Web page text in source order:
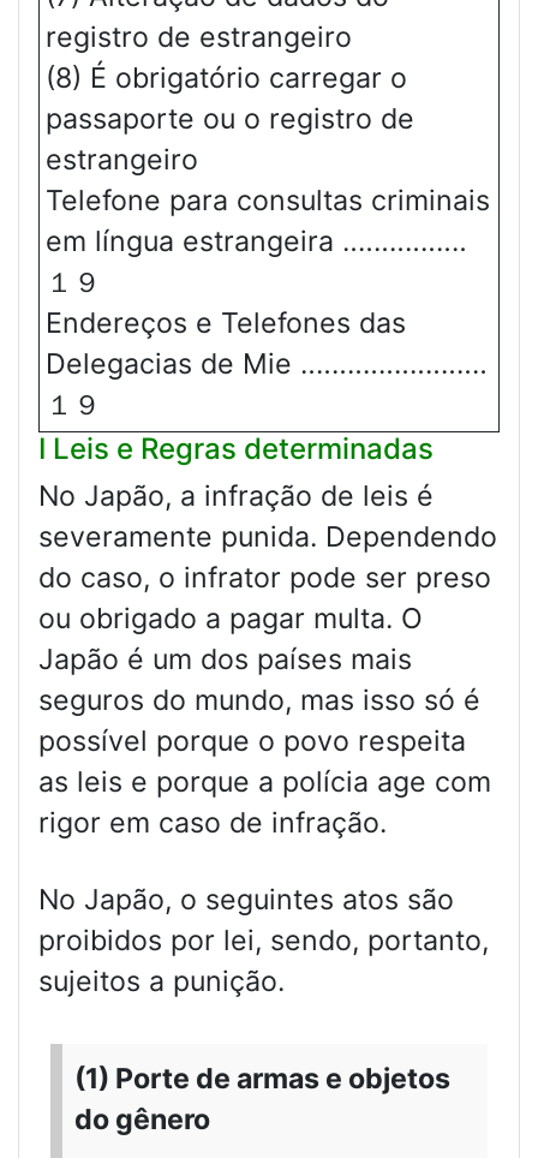
registro de estrangeiro
(8) É obrigatório carregar o
passaporte ou o registro de
estrangeiro
Telefone para consultas criminais
em língua estrangeira ‥‥‥‥‥‥‥‥
１９
Endereços e Telefones das
Delegacias de Mie ‥‥‥‥‥‥‥‥‥‥‥‥
１９
Ⅰ Leis e Regras determinadas
No Japão, a infração de leis é
severamente punida. Dependendo
do caso, o infrator pode ser preso
ou obrigado a pagar multa. O
Japão é um dos países mais
seguros do mundo, mas isso só é
possível porque o povo respeita
as leis e porque a polícia age com
rigor em caso de infração.
No Japão, o seguintes atos são
proibidos por lei, sendo, portanto,
sujeitos a punição.
(1) Porte de armas e objetos
do gênero